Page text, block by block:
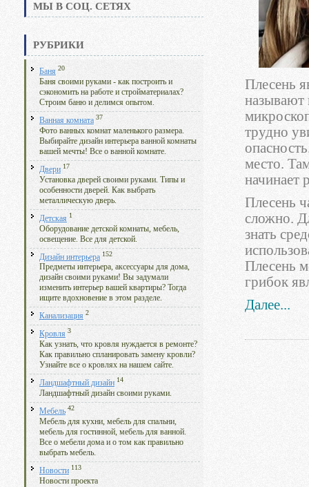
МЫ В СОЦ. СЕТЯХ
РУБРИКИ
Баня 20
Баня своими руками - как построить и
сэкономить на работе и стройматериалах?
Строим баню и делимся опытом.
Ванная комната 37
Фото ванных комнат маленького размера.
Выбирайте дизайн интерьера ванной комнаты
вашей мечты! Все о ванной комнате.
Двери 17
Установка дверей своими руками. Типы и
особенности дверей. Как выбрать
металлическую дверь.
Детская 1
Оборудование детской комнаты, мебель,
освещение. Все для детской.
Дизайн интерьера 152
Предметы интерьера, аксессуары для дома,
дизайн своими руками! Вы задумали
изменить интерьер вашей квартиры? Тогда
ищите вдохновение в этом разделе.
Канализация 2
Кровля 3
Как узнать, что кровля нуждается в ремонте?
Как правильно спланировать замену кровли?
Узнайте все о кровлях на нашем сайте.
Ландшафтный дизайн 14
Ландшафтный дизайн своими руками.
Мебель 42
Мебель для кухни, мебель для спальни,
мебель для гостинной, мебель для ванной.
Все о мебели дома и о том как правильно
выбрать мебель.
Новости 113
Новости проекта
Плесень
называют
трудно
место.
начинает
Плесень
сложно.
знать
Плесень
грибок
Далее...